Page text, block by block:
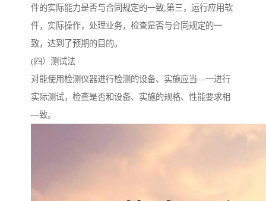
件的实际能力是否与合同规定的一致;第三，运行应用软
件，实际操作，处理业务，检查是否与合同规定的一
致，达到了预期的目的。
(四）测试法
对能使用检测仪器进行检测的设备、实施应当—一进行
实际测试，检查是否和设备、实施的规格、性能要求相
—致。